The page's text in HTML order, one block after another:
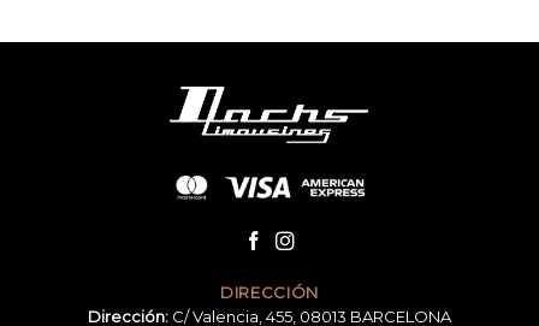
DIRECCIÓN
Dirección: C/ Valencia, 455, 08013 BARCELONA